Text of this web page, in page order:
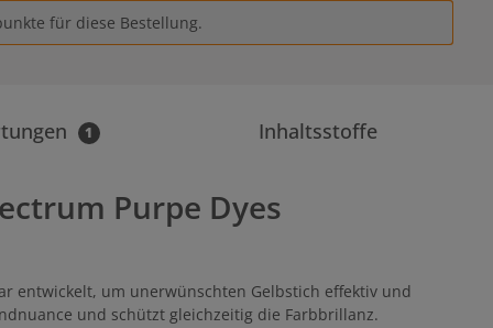
für diese Bestellung.
1 Inhaltsstoffe
Purpe Dyes
entwickelt, um unerwünschten Gelbstich effektiv und
und schützt gleichzeitig die Farbbrillanz.